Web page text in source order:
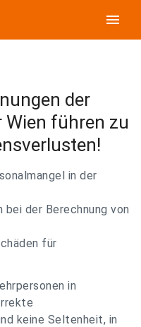
menu
der
führen zu
in der
bei der Berechnung von
für
in
keine Seltenheit, in